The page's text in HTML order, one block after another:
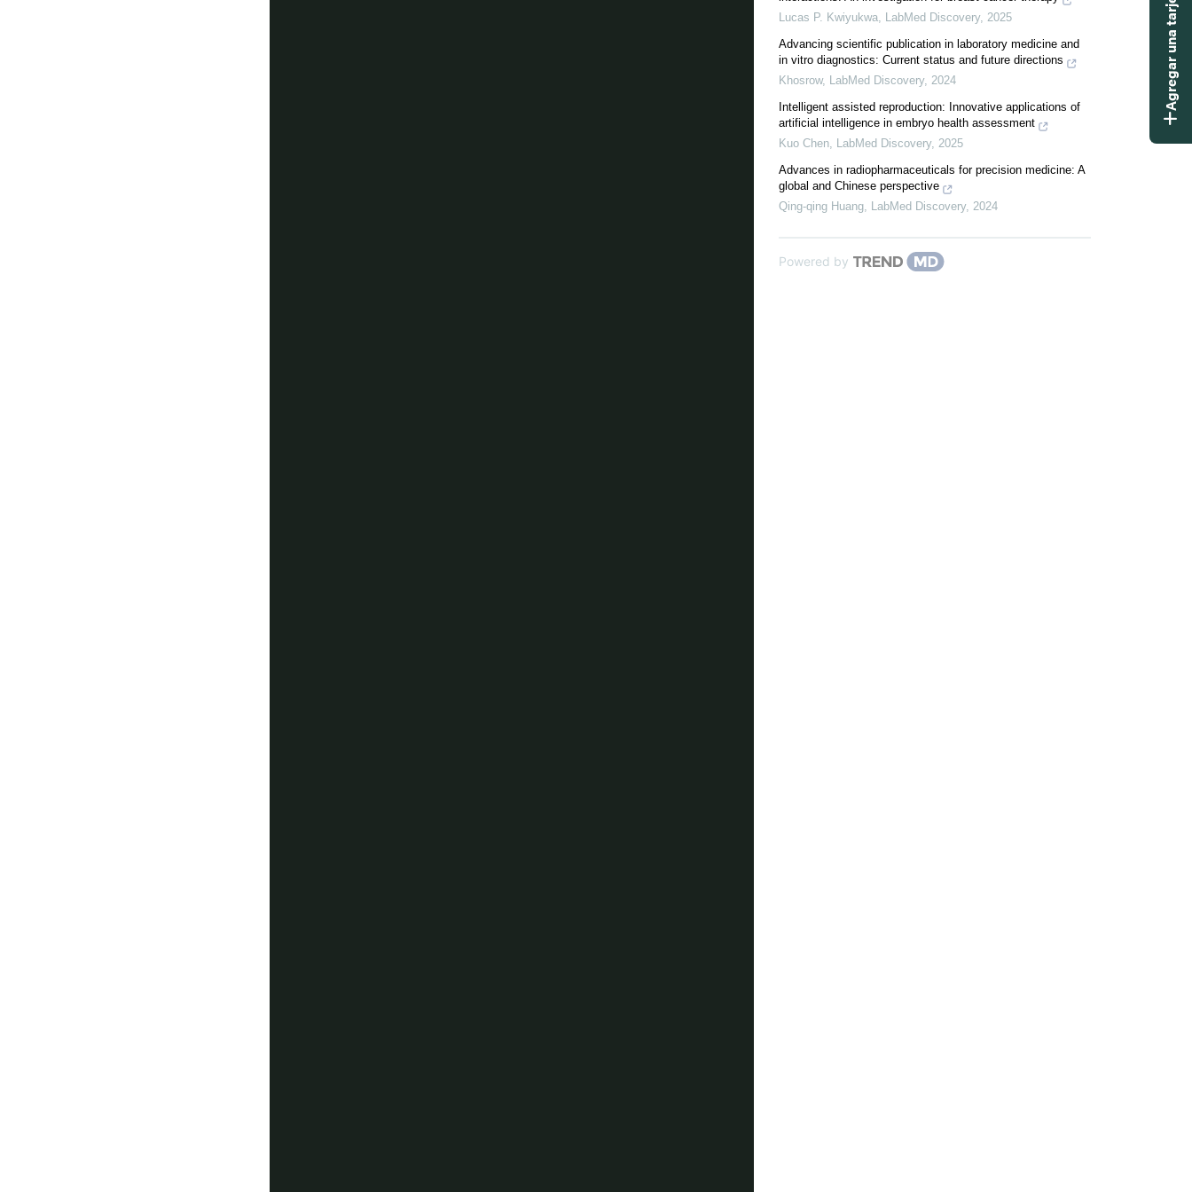
Lucas P. Kwiyukwa, LabMed Discovery, 2025
Advancing scientific publication in laboratory medicine and
in vitro diagnostics: Current status and future directions
Khosrow, LabMed Discovery, 2024
Intelligent assisted reproduction: Innovative applications of
artificial intelligence in embryo health assessment
Kuo Chen, LabMed Discovery, 2025
Advances in radiopharmaceuticals for precision medicine: A
global and Chinese perspective
Qing-qing Huang, LabMed Discovery, 2024
Powered by